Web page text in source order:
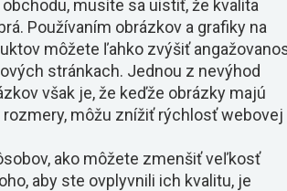
musíte sa uistiť, že kvalita
Používaním obrázkov a grafiky na
môžete ľahko zvýšiť
stránkach. Jednou z nevýhod
však je, že keďže obrázky majú
môžu znížiť rýchlosť webovej
ako môžete zmenšiť veľkosť
aby ste ovplyvnili ich kvalitu, je